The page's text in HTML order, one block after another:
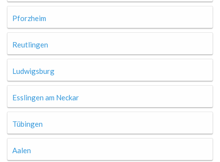
Pforzheim
Reutlingen
Ludwigsburg
Esslingen am Neckar
Tübingen
Aalen